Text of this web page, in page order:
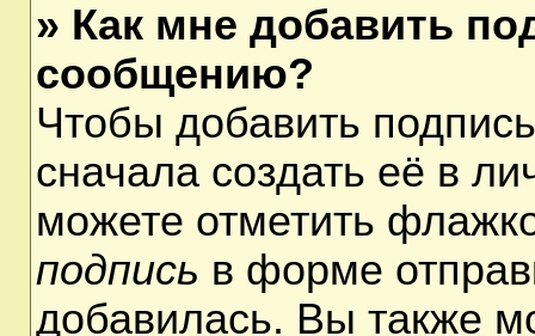
» Как мне добавить
сообщению?
Чтобы добавить
сначала создать её в
можете отметить
подпись в форме
добавилась. Вы также